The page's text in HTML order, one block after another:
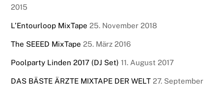
2015
L’Entourloop MixTape 25. November 2018
The SEEED MixTape 25. März 2016
Poolparty Linden 2017 (DJ Set) 11. August 2017
DAS BÄSTE ÄRZTE MIXTAPE DER WELT 27. September